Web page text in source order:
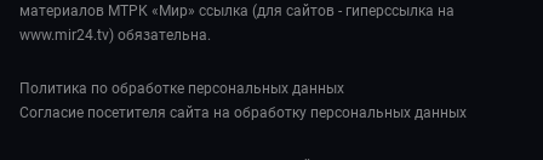
материалов МТРК «Мир» ссылка (для сайтов - гиперссылка на
www.mir24.tv) обязательна.
Политика по обработке персональных данных
Согласие посетителя сайта на обработку персональных данных